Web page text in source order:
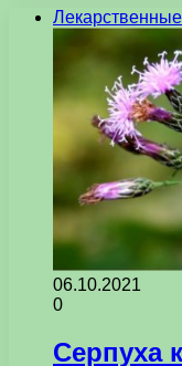
06.10.2021
0
Серпуха